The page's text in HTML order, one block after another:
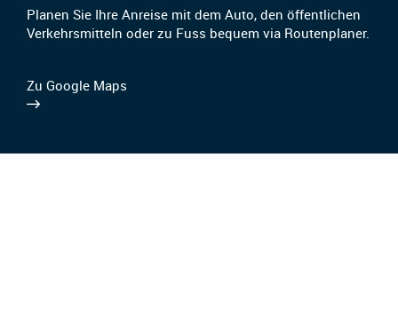
Planen Sie Ihre Anreise mit dem Auto, den öffentlichen
Verkehrsmitteln oder zu Fuss bequem via Routenplaner.
Zu Google Maps